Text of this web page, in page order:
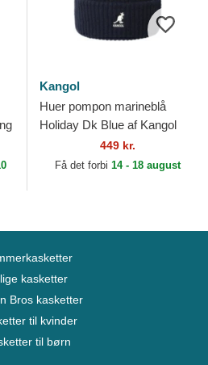
Kangol
Huer pompon marineblå
Holiday Dk Blue af Kangol
449 kr.
Få det forbi 14 - 18 august
kasketter
Bros kasketter
til kvinder
til børn